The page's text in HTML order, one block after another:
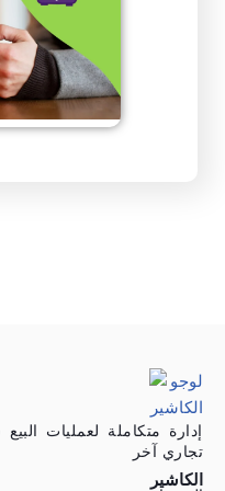
الكاشير
إدارة متكاملة لعمليات
تجاري آخر